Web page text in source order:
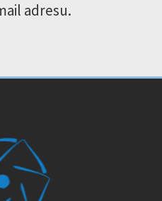
adresu.